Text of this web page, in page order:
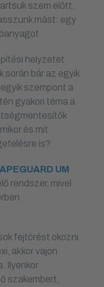
szem előtt,
mást: egy
helyzetet
során bár az egyik
szempont a
gyakori téma a
és mit
is?
UM
rendszer, mivel
fejtörést okozni.
akkor vajon
Ilyenkor
szakembert,